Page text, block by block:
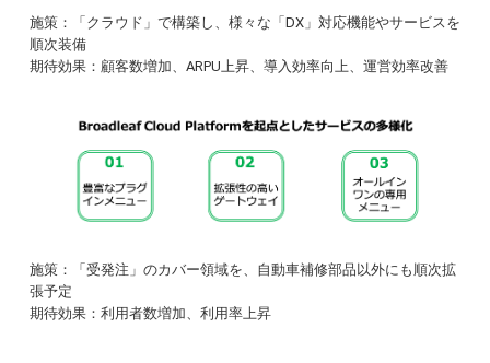
施策：「クラウド」で構築し、様々な「DX」対応機能やサービスを
順次装備
期待効果：顧客数増加、ARPU上昇、導入効率向上、運営効率改善
施策：「受発注」のカバー領域を、自動車補修部品以外にも順次拡
張予定
期待効果：利用者数増加、利用率上昇